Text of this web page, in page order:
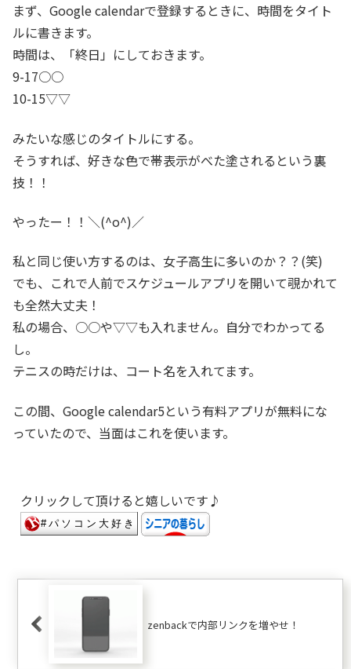
まず、Google calendarで登録するときに、時間をタイト
ルに書きます。
時間は、「終日」にしておきます。
9-17○○
10-15▽▽
みたいな感じのタイトルにする。
そうすれば、好きな色で帯表示がべた塗されるという裏
技！！
やったー！！＼(^o^)／
私と同じ使い方するのは、女子高生に多いのか？？(笑)
でも、これで人前でスケジュールアプリを開いて覗かれて
も全然大丈夫！
私の場合、○○や▽▽も入れません。自分でわかってる
し。
テニスの時だけは、コート名を入れてます。
この間、Google calendar5という有料アプリが無料にな
っていたので、当面はこれを使います。
クリックして頂けると嬉しいです♪
zenbackで内部リンクを増やせ！